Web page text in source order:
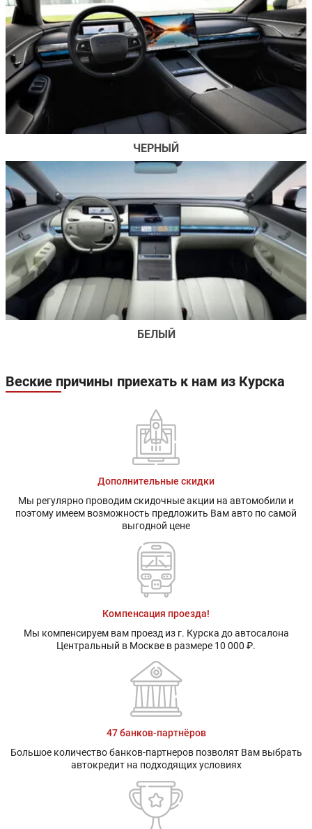
ЧЕРНЫЙ
БЕЛЫЙ
Веские причины приехать к нам из Курска
Дополнительные скидки
Мы регулярно проводим скидочные акции на автомобили и
поэтому имеем возможность предложить Вам авто по самой
выгодной цене
Компенсация проезда!
Мы компенсируем вам проезд из г. Курска до автосалона
Центральный в Москве в размере 10 000 ₽.
47 банков-партнёров
Большое количество банков-партнеров позволят Вам выбрать
автокредит на подходящих условиях